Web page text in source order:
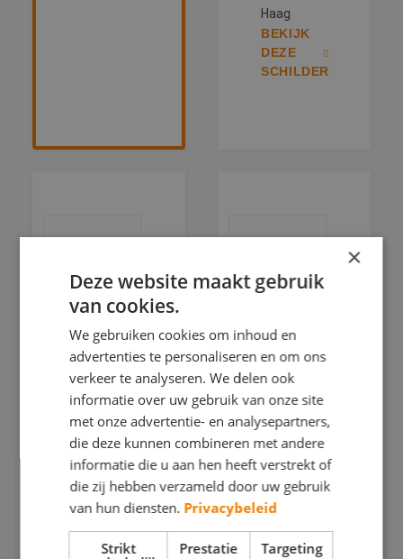
Haag
BEKIJK
DEZE
SCHILDER
Mapko
Onderhoudsbedrijf
BEHANGWERK
BINNENWERK
BUITENSCHILDERWERK
KLEURADVIES
RESTAURATIEWERK
Chris
BEHANGWERK
BINNENWERK
GLASZETTEN
×
Deze website maakt gebruik
van cookies.
We gebruiken cookies om inhoud en
advertenties te personaliseren en om ons
verkeer te analyseren. We delen ook
informatie over uw gebruik van onze site
met onze advertentie- en analysepartners,
die deze kunnen combineren met andere
informatie die u aan hen heeft verstrekt of
die zij hebben verzameld door uw gebruik
van hun diensten. Privacybeleid
Strikt
Prestatie Targeting